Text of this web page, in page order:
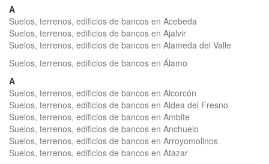
A
Suelos, terrenos, edificios de bancos en Acebeda
Suelos, terrenos, edificios de bancos en Ajalvir
Suelos, terrenos, edificios de bancos en Alameda del Valle
Suelos, terrenos, edificios de bancos en Álamo
A
Suelos, terrenos, edificios de bancos en Alcorcón
Suelos, terrenos, edificios de bancos en Aldea del Fresno
Suelos, terrenos, edificios de bancos en Ambite
Suelos, terrenos, edificios de bancos en Anchuelo
Suelos, terrenos, edificios de bancos en Arroyomolinos
Suelos, terrenos, edificios de bancos en Atazar